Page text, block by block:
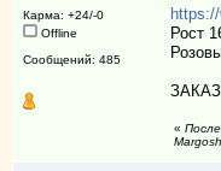
Карма: +24/-0
Offline
Сообщений: 485
Рост
«